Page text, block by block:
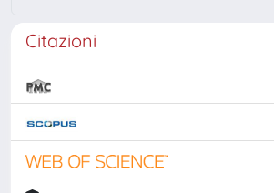
Citazioni